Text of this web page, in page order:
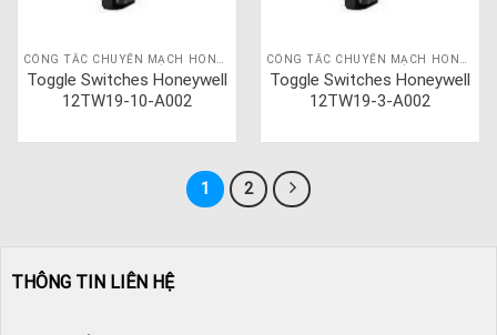
CÔNG TẮC CHUYỂN MẠCH HONEYWELL
Toggle Switches Honeywell
12TW19-10-A002
CÔNG TẮC CHUYỂN MẠCH HONEYWELL
Toggle Switches Honeywell
12TW19-3-A002
1 2
THÔNG TIN LIÊN HỆ